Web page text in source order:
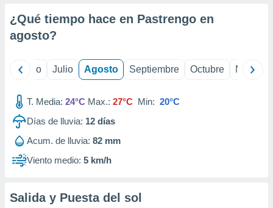
¿Qué tiempo hace en Pastrengo en
agosto?
Junio Julio Agosto Septiembre Octubre
T. Media: 24°C Max.: 27°C Min: 20°C
Días de lluvia: 12 días
Acum. de lluvia: 82 mm
Viento medio: 5 km/h
Salida y Puesta del sol